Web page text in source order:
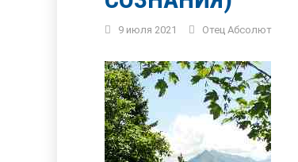
9 июля 2021 Отец Абсолют